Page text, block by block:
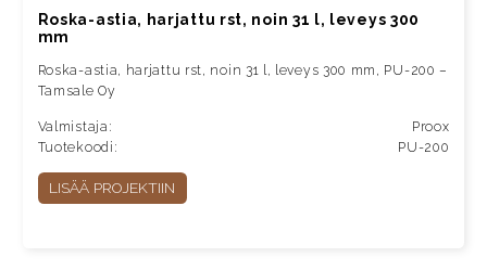
Roska-astia, harjattu rst, noin 31 l, leveys 300
mm
Roska-astia, harjattu rst, noin 31 l, leveys 300 mm, PU-200 –
Tamsale Oy
Valmistaja:
Proox
Tuotekoodi:
PU-200
LISÄÄ PROJEKTIIN